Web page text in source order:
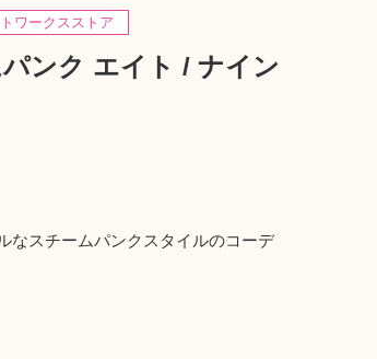
ワークスストア
パンク エイト / ナイン
なスチームパンクスタイルのコーデ